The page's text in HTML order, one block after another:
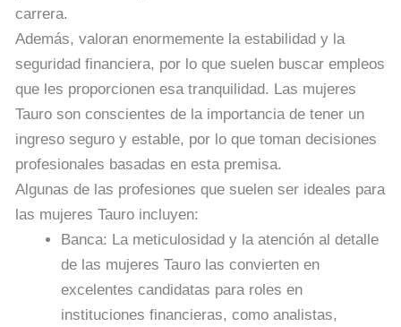
carrera.
Además, valoran enormemente la estabilidad y la
seguridad financiera, por lo que suelen buscar empleos
que les proporcionen esa tranquilidad. Las mujeres
Tauro son conscientes de la importancia de tener un
ingreso seguro y estable, por lo que toman decisiones
profesionales basadas en esta premisa.
Algunas de las profesiones que suelen ser ideales para
las mujeres Tauro incluyen:
Banca: La meticulosidad y la atención al detalle
de las mujeres Tauro las convierten en
excelentes candidatas para roles en
instituciones financieras, como analistas,